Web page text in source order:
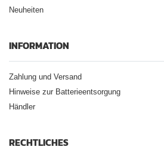
Neuheiten
INFORMATION
Zahlung und Versand
Hinweise zur Batterieentsorgung
Händler
RECHTLICHES